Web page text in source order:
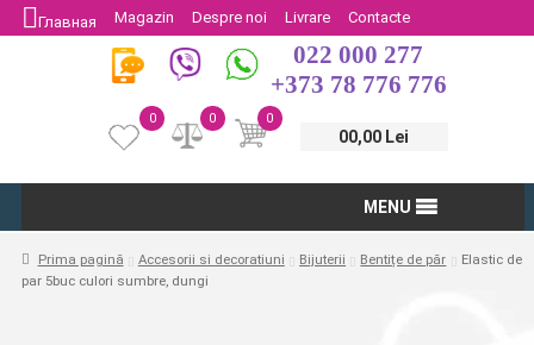
Главная Magazin Despre noi Livrare
Contacte
Protectia Consumatorului
Întoarcere
022 000 277
+373 78 776 776
0
00,00 Lei
0
0
MENU
Prima pagină Accesorii si decoratiuni Bijuterii Bentițe de păr
Elastic de
par 5buc culori sumbre, dungi